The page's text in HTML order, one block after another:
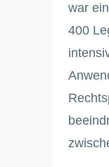
war
400